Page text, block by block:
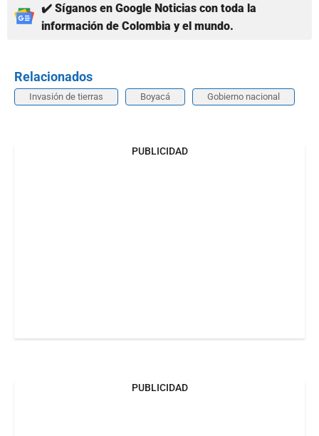
✔️ Síganos en Google Noticias con toda la
información de Colombia y el mundo.
Relacionados
Invasión de tierras Boyacá Gobierno nacional
PUBLICIDAD
PUBLICIDAD